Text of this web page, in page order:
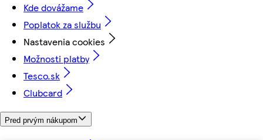
Kde dovážame
Poplatok za službu
Nastavenia cookies
Možnosti platby
Tesco.sk
Clubcard
Pred prvým nákupom